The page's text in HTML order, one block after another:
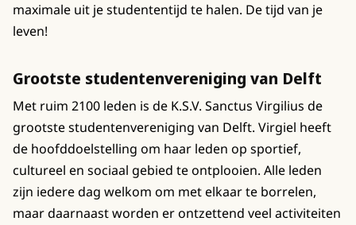
maximale uit je studententijd te halen. De tijd van je
leven!
Grootste studentenvereniging van Delft
Met ruim 2100 leden is de K.S.V. Sanctus Virgilius de
grootste studentenvereniging van Delft. Virgiel heeft
de hoofddoelstelling om haar leden op sportief,
cultureel en sociaal gebied te ontplooien. Alle leden
zijn iedere dag welkom om met elkaar te borrelen,
maar daarnaast worden er ontzettend veel activiteiten